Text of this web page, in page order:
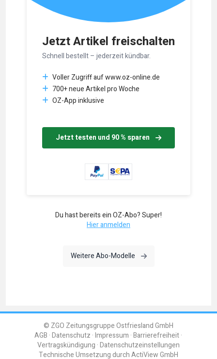
Jetzt Artikel freischalten
Schnell bestellt – jederzeit kündbar.
Voller Zugriff auf www.oz-online.de
700+ neue Artikel pro Woche
OZ-App inklusive
Jetzt testen und 90 % sparen
Du hast bereits ein OZ-Abo? Super!
Hier anmelden
Weitere Abo-Modelle
© ZGO Zeitungsgruppe Ostfriesland GmbH
AGB Datenschutz Impressum Barrierefreiheit
Vertragskündigung Datenschutzeinstellungen
Technische Umsetzung durchActiView GmbH